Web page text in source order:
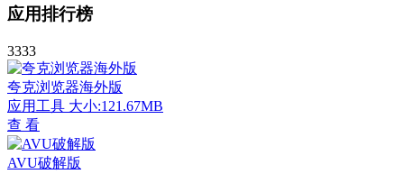
应用排行榜
3333
夸克浏览器海外版
应用工具 大小:121.67MB
查 看
AVU破解版